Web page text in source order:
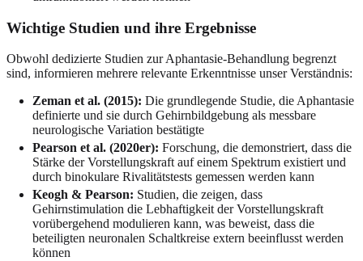
Wichtige Studien und ihre Ergebnisse
Obwohl dedizierte Studien zur Aphantasie-Behandlung begrenzt
sind, informieren mehrere relevante Erkenntnisse unser Verständnis:
Zeman et al. (2015): Die grundlegende Studie, die Aphantasie
definierte und sie durch Gehirnbildgebung als messbare
neurologische Variation bestätigte
Pearson et al. (2020er): Forschung, die demonstriert, dass die
Stärke der Vorstellungskraft auf einem Spektrum existiert und
durch binokulare Rivalitätstests gemessen werden kann
Keogh & Pearson: Studien, die zeigen, dass
Gehirnstimulation die Lebhaftigkeit der Vorstellungskraft
vorübergehend modulieren kann, was beweist, dass die
beteiligten neuronalen Schaltkreise extern beeinflusst werden
können